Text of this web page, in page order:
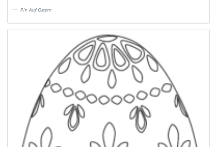
Pin Auf Ostern